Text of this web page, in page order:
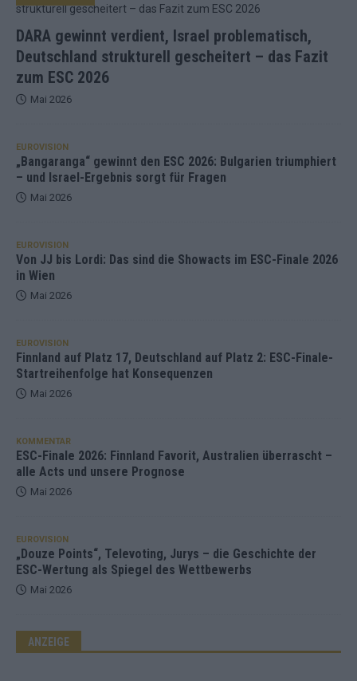
DARA gewinnt verdient, Israel problematisch,
Deutschland strukturell gescheitert – das Fazit
zum ESC 2026
Mai 2026
EUROVISION
„Bangaranga“ gewinnt den ESC 2026: Bulgarien triumphiert
– und Israel-Ergebnis sorgt für Fragen
Mai 2026
EUROVISION
Von JJ bis Lordi: Das sind die Showacts im ESC-Finale 2026
in Wien
Mai 2026
EUROVISION
Finnland auf Platz 17, Deutschland auf Platz 2: ESC-Finale-
Startreihenfolge hat Konsequenzen
Mai 2026
KOMMENTAR
ESC-Finale 2026: Finnland Favorit, Australien überrascht –
alle Acts und unsere Prognose
Mai 2026
EUROVISION
„Douze Points“, Televoting, Jurys – die Geschichte der
ESC-Wertung als Spiegel des Wettbewerbs
Mai 2026
ANZEIGE